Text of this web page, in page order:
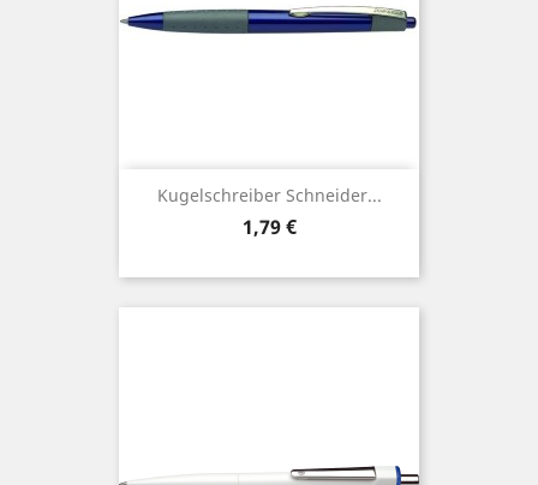
Kugelschreiber Schneider...
Preis
1,79 €